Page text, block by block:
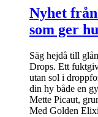
Nyhet
som ger
Säg hejdå till
Drops. Ett
utan sol i
din hy både en
Mette Picaut,
Med Golden